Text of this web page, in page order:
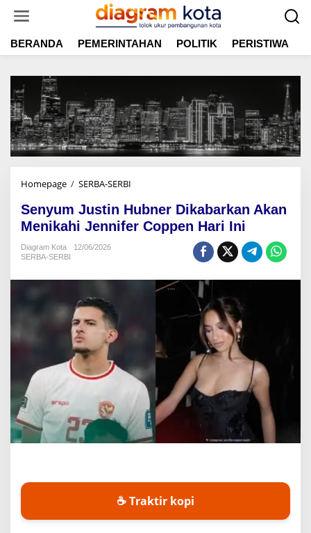
t
BERANDA PEMERINTAHAN POLITIK PERISTIWA
Homepage / SERBA-SERBI
n
y
b
n
r
D
i
r
Senyum Justin Hubner Dikabarkan Akan
Menikahi Jennifer Coppen Hari Ini
Diagram Kota
12/06/2026
SERBA-SERBI
☕ Traktir kopi